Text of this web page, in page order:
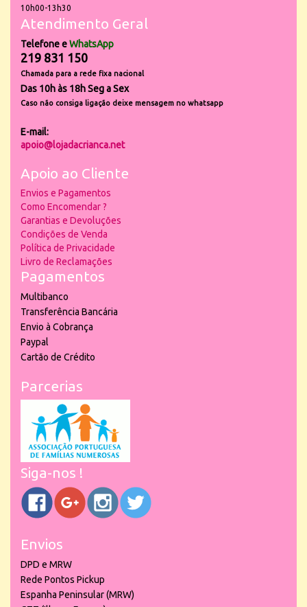
10h00-13h30
Atendimento Geral
Telefone eWhatsApp
219 831 150
Chamada para a rede fixa nacional
Das 10h às 18h Seg a Sex
Caso não consiga ligação deixe mensagem no whatsapp
E-mail:
apoio@lojadacrianca.net
Apoio ao Cliente
Envios e Pagamentos
Como Encomendar ?
Garantias e Devoluções
Condições de Venda
Política de Privacidade
Livro de Reclamações
Pagamentos
Multibanco
Transferência Bancária
Envio à Cobrança
Paypal
Cartão de Crédito
Parcerias
Siga-nos !
Envios
DPD e MRW
Rede Pontos Pickup
Espanha Peninsular (MRW)